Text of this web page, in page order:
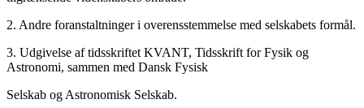
2. Andre foranstaltninger i overensstemmelse med selskabets formål.
3. Udgivelse af tidsskriftet KVANT, Tidsskrift for Fysik og
Astronomi, sammen med Dansk Fysisk
Selskab og Astronomisk Selskab.